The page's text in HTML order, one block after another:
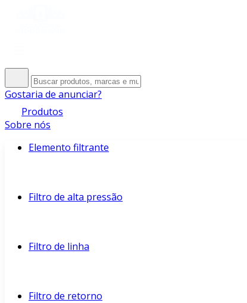
Gostaria de anunciar?
Produtos
Sobre nós
Elemento filtrante
Filtro de alta pressão
Filtro de linha
Filtro de retorno